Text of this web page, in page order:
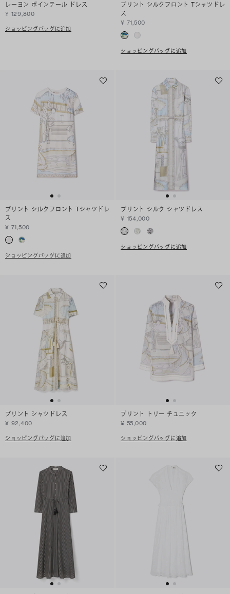
レーヨン ポインテール ドレス
¥ 129,800
ショッピングバッグに追加
プリント シルクフロント Tシャツドレ
ス
¥ 71,500
ショッピングバッグに追加
プリント シルクフロント Tシャツドレ
ス
¥ 71,500
ショッピングバッグに追加
プリント シルク シャツドレス
¥ 154,000
ショッピングバッグに追加
プリント シャツドレス
¥ 92,400
ショッピングバッグに追加
プリント トリー チュニック
¥ 55,000
ショッピングバッグに追加